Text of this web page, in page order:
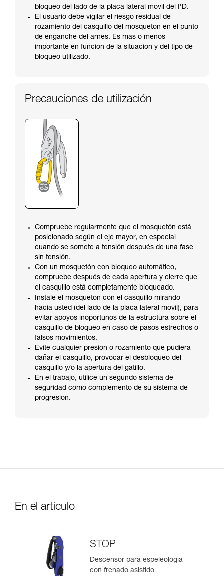
bloqueo del lado de la placa lateral móvil del I’D.
El usuario debe vigilar el riesgo residual de
rozamiento del casquillo del mosquetón en el punto
de enganche del arnés. Es más o menos
importante en función de la situación y del tipo de
bloqueo utilizado.
Precauciones de utilización
Compruebe regularmente que el mosquetón está
posicionado según el eje mayor, en especial
cuando se somete a tensión después de una fase
sin tensión.
Con un mosquetón con bloqueo automático,
compruebe después de cada apertura y cierre que
el casquillo está completamente bloqueado.
Instale el mosquetón con el casquillo mirando
hacia usted (del lado de la placa lateral móvil), para
evitar apoyos inoportunos de la estructura sobre el
casquillo de bloqueo en caso de pasos estrechos o
falsos movimientos.
Evite cualquier presión o rozamiento que pudiera
dañar el casquillo, provocar el desbloqueo del
casquillo y/o la apertura del gatillo.
En el trabajo, utilice un segundo sistema de
seguridad como complemento de su sistema de
progresión.
En el artículo
STOP
Descensor para espeleología
con frenado asistido